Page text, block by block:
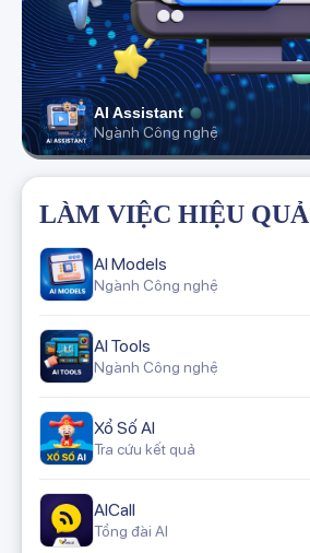
AI Assistant
Ngành Công nghệ
LÀM VIỆC HIỆU QUẢ
AI Models
Ngành Công nghệ
AI Tools
Ngành Công nghệ
Xổ Số AI
Tra cứu kết quả
AICall
Tổng đài AI